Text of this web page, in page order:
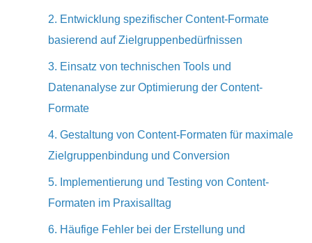
2. Entwicklung spezifischer Content-Formate
basierend auf Zielgruppenbedürfnissen
3. Einsatz von technischen Tools und
Datenanalyse zur Optimierung der Content-
Formate
4. Gestaltung von Content-Formaten für maximale
Zielgruppenbindung und Conversion
5. Implementierung und Testing von Content-
Formaten im Praxisalltag
6. Häufige Fehler bei der Erstellung und